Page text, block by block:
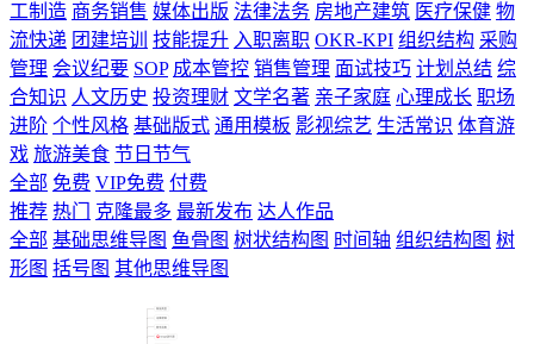
工制造 商务销售 媒体出版 法律法务 房地产建筑 医疗保健 物
流快递 团建培训 技能提升 入职离职 OKR-KPI 组织结构 采购
管理 会议纪要 SOP 成本管控 销售管理 面试技巧 计划总结 综
合知识 人文历史 投资理财 文学名著 亲子家庭 心理成长 职场
进阶 个性风格 基础版式 通用模板 影视综艺 生活常识 体育游
戏 旅游美食 节日节气
全部 免费 VIP免费 付费
推荐 热门 克隆最多 最新发布 达人作品
全部 基础思维导图 鱼骨图 树状结构图 时间轴 组织结构图 树
形图 括号图 其他思维导图